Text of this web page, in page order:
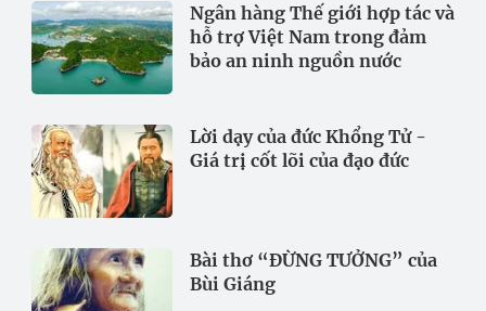
Ngân hàng Thế giới hợp tác và
hỗ trợ Việt Nam trong đảm
bảo an ninh nguồn nước
Lời dạy của đức Khổng Tử -
Giá trị cốt lõi của đạo đức
Bài thơ “ĐỪNG TƯỞNG” của
Bùi Giáng